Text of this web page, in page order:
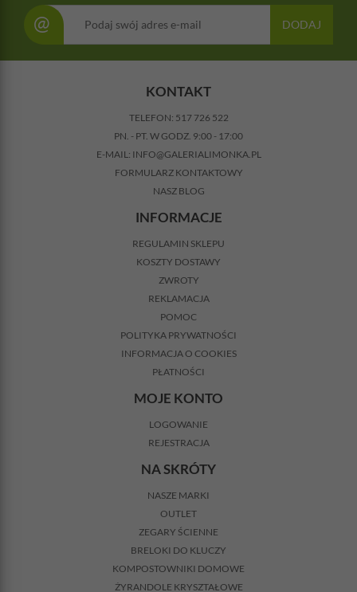
@ DODAJ
KONTAKT
TELEFON: 517 726 522
PN. - PT. W GODZ. 9:00 - 17:00
E-MAIL: INFO@GALERIALIMONKA.PL
FORMULARZ KONTAKTOWY
NASZ BLOG
INFORMACJE
REGULAMIN SKLEPU
KOSZTY DOSTAWY
ZWROTY
REKLAMACJA
POMOC
POLITYKA PRYWATNOŚCI
INFORMACJA O COOKIES
PŁATNOŚCI
MOJE KONTO
LOGOWANIE
REJESTRACJA
NA SKRÓTY
NASZE MARKI
OUTLET
ZEGARY ŚCIENNE
BRELOKI DO KLUCZY
KOMPOSTOWNIKI DOMOWE
ŻYRANDOLE KRYSZTAŁOWE